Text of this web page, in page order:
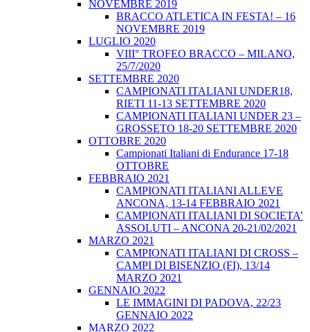
NOVEMBRE 2019
BRACCO ATLETICA IN FESTA! – 16
NOVEMBRE 2019
LUGLIO 2020
VIII° TROFEO BRACCO – MILANO,
25/7/2020
SETTEMBRE 2020
CAMPIONATI ITALIANI UNDER18,
RIETI 11-13 SETTEMBRE 2020
CAMPIONATI ITALIANI UNDER 23 –
GROSSETO 18-20 SETTEMBRE 2020
OTTOBRE 2020
Campionati Italiani di Endurance 17-18
OTTOBRE
FEBBRAIO 2021
CAMPIONATI ITALIANI ALLEVE
ANCONA, 13-14 FEBBRAIO 2021
CAMPIONATI ITALIANI DI SOCIETA’
ASSOLUTI – ANCONA 20-21/02/2021
MARZO 2021
CAMPIONATI ITALIANI DI CROSS –
CAMPI DI BISENZIO (FI), 13/14
MARZO 2021
GENNAIO 2022
LE IMMAGINI DI PADOVA, 22/23
GENNAIO 2022
MARZO 2022